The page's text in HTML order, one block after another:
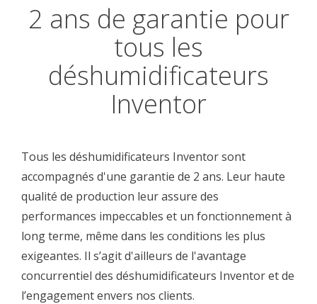
2 ans de garantie pour
tous les
déshumidificateurs
Inventor
Tous les déshumidificateurs Inventor sont
accompagnés d'une garantie de 2 ans. Leur haute
qualité de production leur assure des
performances impeccables et un fonctionnement à
long terme, même dans les conditions les plus
exigeantes. Il s’agit d'ailleurs de l'avantage
concurrentiel des déshumidificateurs Inventor et de
l’engagement envers nos clients.